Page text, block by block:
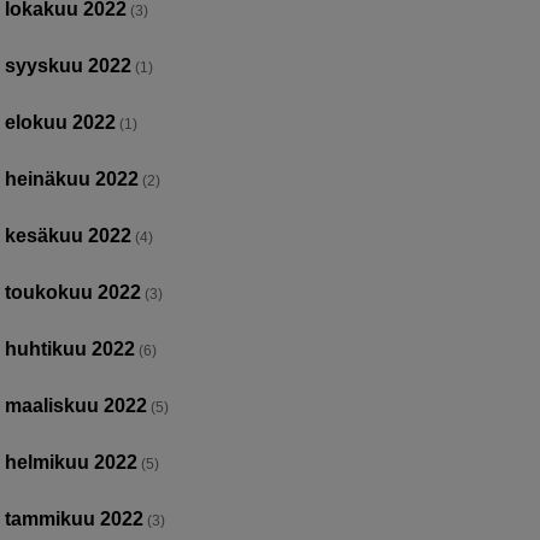
lokakuu 2022 (3)
syyskuu 2022 (1)
elokuu 2022 (1)
heinäkuu 2022 (2)
kesäkuu 2022 (4)
toukokuu 2022 (3)
huhtikuu 2022 (6)
maaliskuu 2022 (5)
helmikuu 2022 (5)
tammikuu 2022 (3)